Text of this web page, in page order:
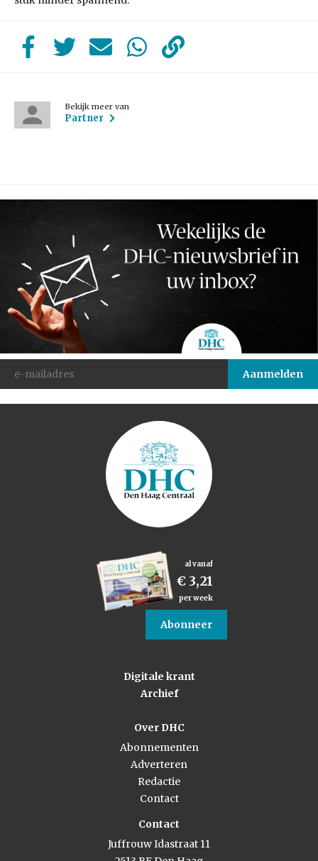
Bekijk meer van
Partner
al vanaf
€ 3,21
per week
Abonneer
Digitale krant
Archief
Over DHC
Abonnementen
Adverteren
Redactie
Contact
Contact
Juffrouw Idastraat 11